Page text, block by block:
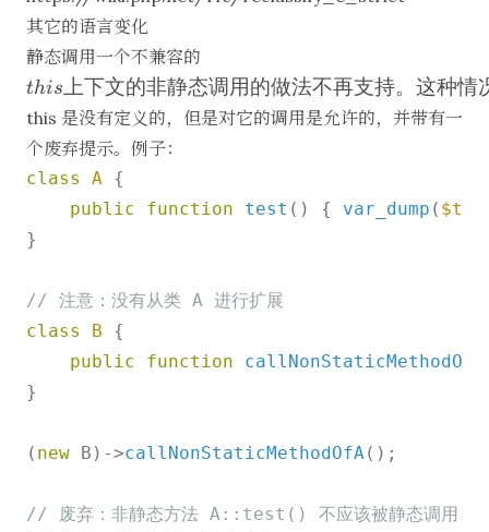
其它的语言变化
静态调用一个不兼容的
上下
文的
非静
做法
这种
下，
this上下文的非静态调用的做法不再支持。这种情
this 是没有定义的，但是对它的调用是允许的，并带有一
个废弃提示。例子：
class A
{
public
function test ( ) { var_dump (
}
// 注意：没有从类 A 进行扩展
class
B
{
public
function callNonStaticMethodOfA
}
( new B)->callNonStaticMethodOfA ();
// 废弃：非静态方法 A::test() 不应该被静态调用